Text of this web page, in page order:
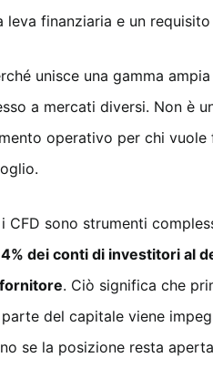
finanziaria e un
unisce una gamma
a mercati diversi. Non è
operativo per chi vuole
CFD sono strumenti
dei conti di investitori al
. Ciò significa che
del capitale viene
se la posizione resta